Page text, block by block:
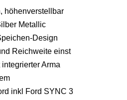
höhenverstellbar
Metallic
Design
Reichweite einst
Arma
inkl Ford SYNC 3